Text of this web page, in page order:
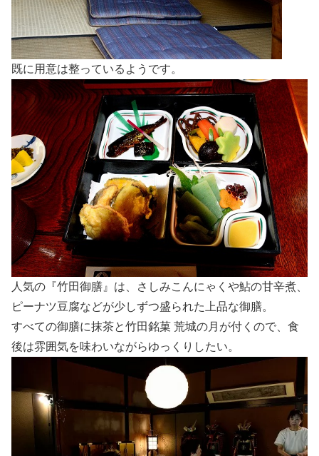
既に用意は整っているようです。
人気の『竹田御膳』は、さしみこんにゃくや鮎の甘辛煮、
ピーナツ豆腐などが少しずつ盛られた上品な御膳。
すべての御膳に抹茶と竹田銘菓 荒城の月が付くので、食
後は雰囲気を味わいながらゆっくりしたい。